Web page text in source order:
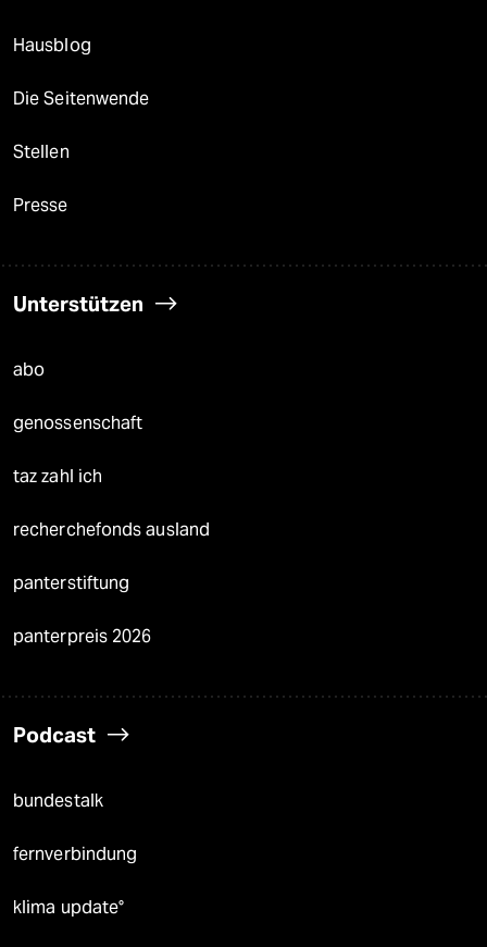
Hausblog
Die Seitenwende
Stellen
Presse
Unterstützen
abo
genossenschaft
taz zahl ich
recherchefonds ausland
panterstiftung
panterpreis 2026
Podcast
bundestalk
fernverbindung
klima update°